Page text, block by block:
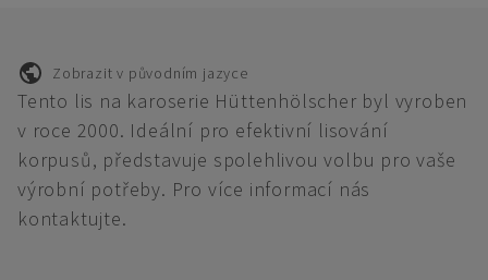
Zobrazit v původním jazyce
Tento lis na karoserie Hüttenhölscher byl vyroben
v roce 2000. Ideální pro efektivní lisování
korpusů, představuje spolehlivou volbu pro vaše
výrobní potřeby. Pro více informací nás
kontaktujte.